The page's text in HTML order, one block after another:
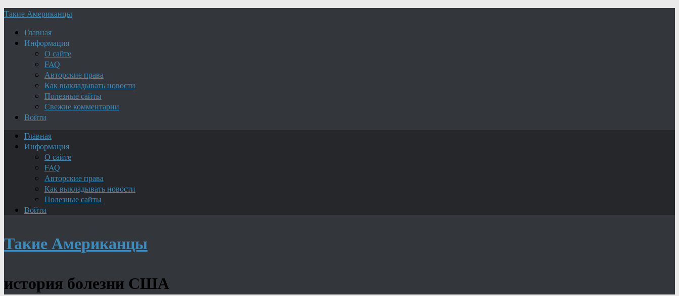
Такие Американцы
Главная
Информация
О сайте
FAQ
Авторские права
Как выкладывать новости
Полезные сайты
Свежие комментарии
Войти
Главная
Информация
О сайте
FAQ
Авторские права
Как выкладывать новости
Полезные сайты
Войти
Такие Американцы
история болезни США